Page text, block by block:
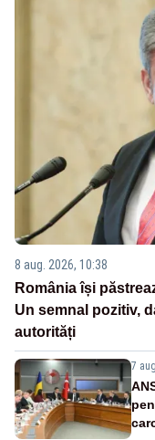
8 aug. 2026, 10:38
România își
Un semnal pozitiv,
autorități
7